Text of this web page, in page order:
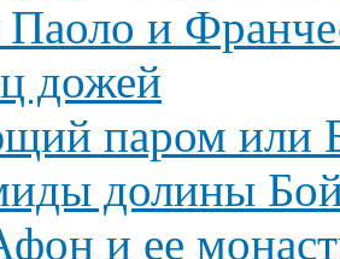
Паоло и
дожей
паром или
долины
и ее